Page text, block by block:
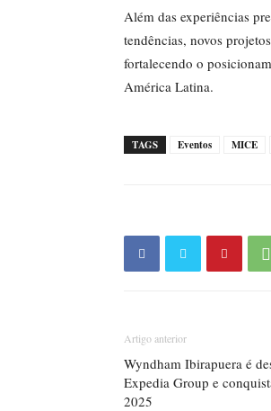
Além das experiências
tendências, novos
fortalecendo o
América Latina.
TAGS Eventos MICE
Artigo anterior
Wyndham Ibirapuera é
Expedia Group e
2025